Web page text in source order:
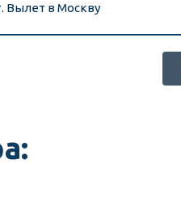
Вылет в Москву